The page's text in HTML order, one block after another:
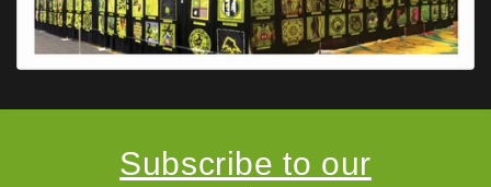
Subscribe to our